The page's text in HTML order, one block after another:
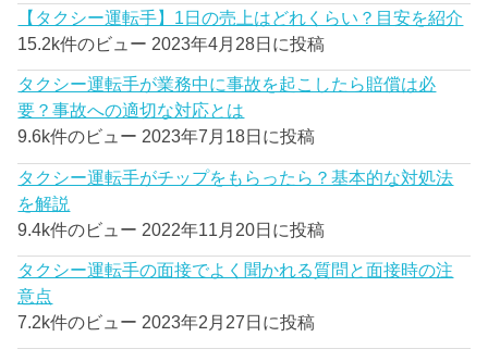
【タクシー運転手】1日の売上はどれくらい？目安を紹介
15.2k件のビュー 2023年4月28日に投稿
タクシー運転手が業務中に事故を起こしたら賠償は必
要？事故への適切な対応とは
9.6k件のビュー 2023年7月18日に投稿
タクシー運転手がチップをもらったら？基本的な対処法
を解説
9.4k件のビュー 2022年11月20日に投稿
タクシー運転手の面接でよく聞かれる質問と面接時の注
意点
7.2k件のビュー 2023年2月27日に投稿